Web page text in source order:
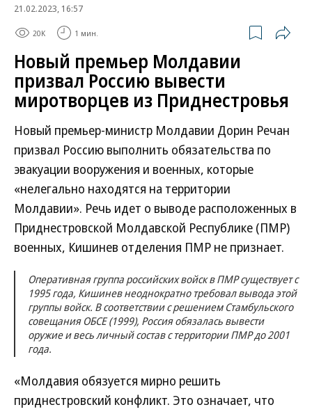
21.02.2023, 16:57
20K 1 мин.
Новый премьер Молдавии
призвал Россию вывести
миротворцев из Приднестровья
Новый премьер-министр Молдавии Дорин Речан
призвал Россию выполнить обязательства по
эвакуации вооружения и военных, которые
«нелегально находятся на территории
Молдавии». Речь идет о выводе расположенных в
Приднестровской Молдавской Республике (ПМР)
военных, Кишинев отделения ПМР не признает.
Оперативная группа российских войск в ПМР существует с
1995 года, Кишинев неоднократно требовал вывода этой
группы войск. В соответствии с решением Стамбульского
совещания ОБСЕ (1999), Россия обязалась вывести
оружие и весь личный состав с территории ПМР до 2001
года.
«Молдавия обязуется мирно решить
приднестровский конфликт. Это означает, что